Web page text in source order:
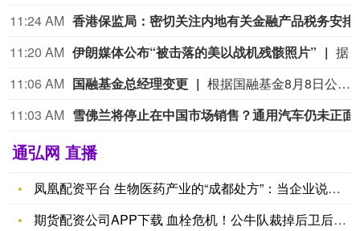
11:24 AM
11:20 AM 伊朗媒体公布“被击落的美以战机残骸照片”
据美国有线电视新闻网(CNN)8日报道，伊朗英语新闻电视台(Press TV)在社交媒体上发布了过去几个月以来，伊朗在战争中击落的美国和以色列战机残骸。 据CNN报道，根据伊朗公布的照片，其中展示了一架美国空军F-15E“打击鹰”战斗机的残骸、多架无人机，以及疑似MC-130J“突击队”特种作战飞机发动机的部件。 伊朗英语新闻电视台(Press TV)在其中一条贴文中写道，“一架被伊朗先进防空系统击落的美军F-15战斗机残骸。” CNN指出，部分残骸可能与4月的美国空军
11:06 AM 国融基金总经理变更
根据国融基金8月8日公告，总经理毛灵俊因个人原因离任，总经理职位暂由张圆辉代任。根据国融基金安排，该公司董事会选举韩光华拟任公司总经理，待韩光华完成相关程序后履职。
11:03 AM
通弘网 直播
凤凰配资平台 生物医药产业的“成都处方”：当企业说出产品“入
期货配资公司APP下载 血栓危机！公牛队裁掉后卫后又签回，河